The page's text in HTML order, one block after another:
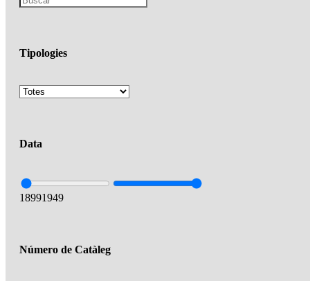
Tipologies
Data
18991949
Número de Catàleg